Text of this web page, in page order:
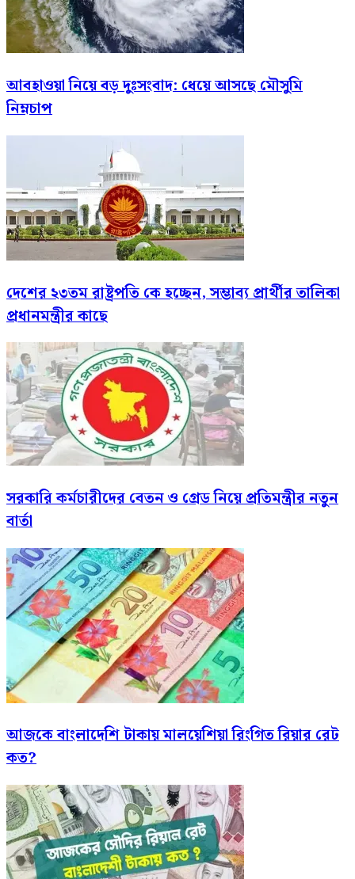
আবহাওয়া নিয়ে বড় দুঃসংবাদ: ধেয়ে আসছে মৌসুমি
নিম্নচাপ
দেশের ২৩তম রাষ্ট্রপতি কে হচ্ছেন, সম্ভাব্য প্রার্থীর তালিকা
প্রধানমন্ত্রীর কাছে
সরকারি কর্মচারীদের বেতন ও গ্রেড নিয়ে প্রতিমন্ত্রীর নতুন
বার্তা
আজকে বাংলাদেশি টাকায় মালয়েশিয়া রিংগিত রিয়ার রেট
কত?